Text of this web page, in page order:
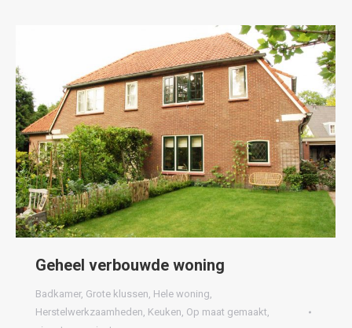
Geheel verbouwde woning
Badkamer, Grote klussen, Hele woning,
Herstelwerkzaamheden, Keuken, Op maat gemaakt,